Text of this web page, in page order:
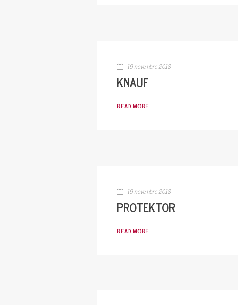
19 novembre 2018
KNAUF
READ MORE
19 novembre 2018
PROTEKTOR
READ MORE